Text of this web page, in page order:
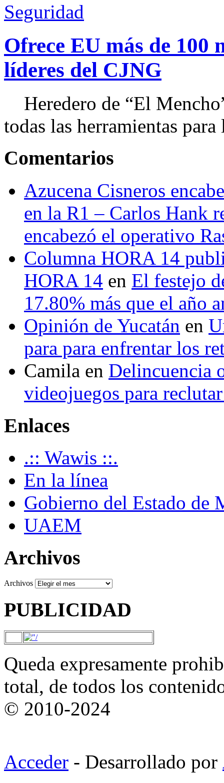
Seguridad
Ofrece EU más de 100
líderes del CJNG
Heredero de “El
todas las herramientas
Comentarios
Azucena Cisneros
en la R1 – Carlos Hank
encabezó el operativo
Columna HORA 14
HORA 14 en El festejo
17.80% más que el año
Opinión de Yucatán en
para para enfrentar los
Camila en Delincuencia
videojuegos para
Enlaces
.:: Wawis ::.
En la línea
Gobierno del Estado de
UAEM
Archivos
Archivos
PUBLICIDAD
Queda expresamente
total, de todos los
© 2010-2024
Acceder - Desarrollado por